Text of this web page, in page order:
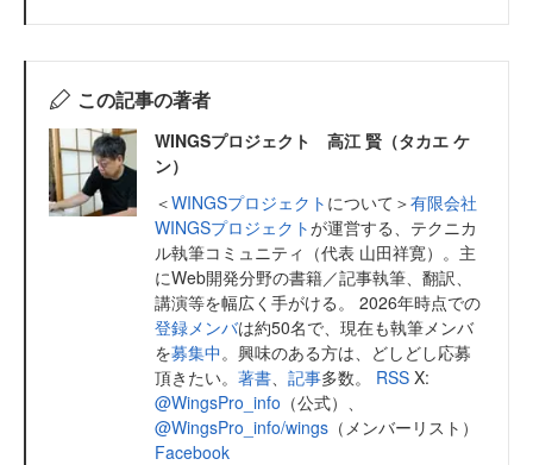
この記事の著者
WINGSプロジェクト 高江 賢（タカエ ケ
ン）
＜WINGSプロジェクト について＞有限会社
WINGSプロジェクトが運営する、テクニカ
ル執筆コミュニティ（代表 山田祥寛）。主
にWeb開発分野の書籍／記事執筆、翻訳、
講演等を幅広く手がける。 2026年時点での
登録メンバは約50名で、現在も執筆メンバ
を募集中。興味のある方は、どしどし応募
頂きたい。 著書 記事多数。 RSS X:
@WingsPro_info （公式）、
@WingsPro_info/wings （メンバーリスト）
Facebook